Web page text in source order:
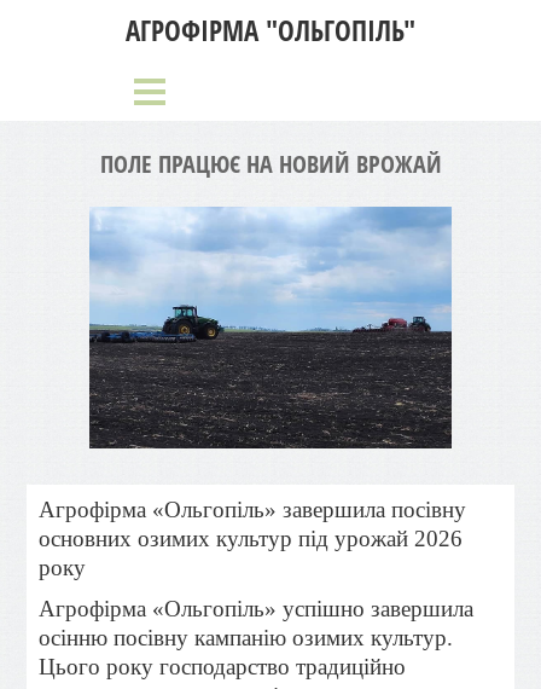
АГРОФІРМА "ОЛЬГОПІЛЬ"
ПОЛЕ ПРАЦЮЄ НА НОВИЙ ВРОЖАЙ
Агрофірма «Ольгопіль» завершила посівну
основних озимих культур під урожай 2026
року
Агрофірма «Ольгопіль» успішно завершила
осінню посівну кампанію озимих культур.
Цього року господарство традиційно